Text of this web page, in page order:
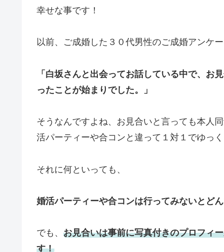
幸せな事です！
以前、ご成婚した３０代男性のご成婚アンケ
「白坂さんと出会ってお話している中で、お
ったことが始まりでした。」
そうなんですよね、お見合いと言っても本人
活パーティーや合コンと違って１対１でゆっく
それに何といっても、
婚活パーティーや合コンは行ってみないとど
でも、 お見合いは事前に写真付きのプロフィ
す！